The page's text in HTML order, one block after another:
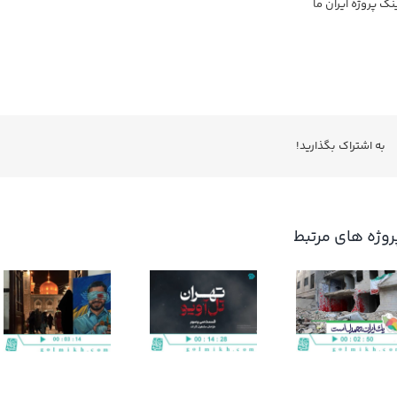
پروژه ایران ما
به اشتراك بگذاريد!
های مرتبط
گزارش ویژه
خبری شبکه دو
طراحان مشغول
کارند